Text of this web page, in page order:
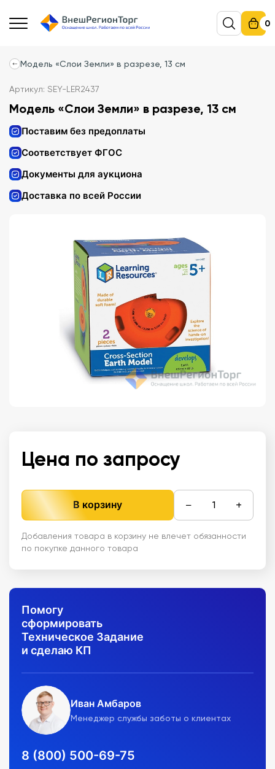
0
Модель «Слои Земли» в разрезе, 13 см
Артикул: SEY-LER2437
Модель «Слои Земли» в разрезе, 13 см
Поставим без предоплаты
Соответствует ФГОС
Документы для аукциона
Доставка по всей России
Цена по запросу
В корзину − +
Добавления товара в корзину не влечет обязанности
по покупке данного товара
Помогу
сформировать
Техническое Задание
и сделаю КП
Иван Амбаров
Менеджер службы заботы о клиентах
8 (800) 500-69-75